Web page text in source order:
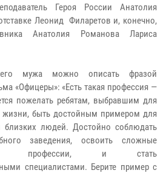
Героя России Анатолия
Леонид Филаретов и, конечно,
Анатолия Романова Лариса
мужа можно описать фразой
«Офицеры»: «Есть такая профессия —
пожелать ребятам, выбравшим для
жизни, быть достойным примером для
близких людей. Достойно соблюдать
заведения, освоить сложные
и профессии, и стать
специалистами. Берите пример с